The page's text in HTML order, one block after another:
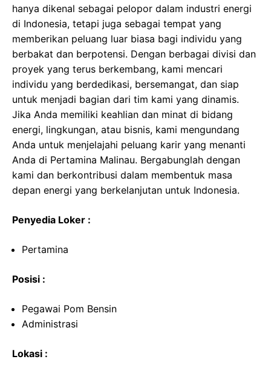
hanya dikenal sebagai pelopor dalam industri energi
di Indonesia, tetapi juga sebagai tempat yang
memberikan peluang luar biasa bagi individu yang
berbakat dan berpotensi. Dengan berbagai divisi dan
proyek yang terus berkembang, kami mencari
individu yang berdedikasi, bersemangat, dan siap
untuk menjadi bagian dari tim kami yang dinamis.
Jika Anda memiliki keahlian dan minat di bidang
energi, lingkungan, atau bisnis, kami mengundang
Anda untuk menjelajahi peluang karir yang menanti
Anda di Pertamina Malinau. Bergabunglah dengan
kami dan berkontribusi dalam membentuk masa
depan energi yang berkelanjutan untuk Indonesia.
Penyedia Loker :
Pertamina
Posisi :
Pegawai Pom Bensin
Administrasi
Lokasi :